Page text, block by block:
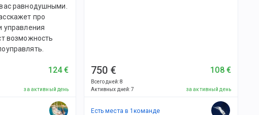
равнодушными.
про
управления
возможность
124 €
за активный день
750 €
Всего дней:8
Активных дней:7
108 €
за активный день
Есть места в 1командe